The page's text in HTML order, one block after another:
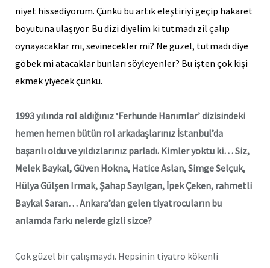
niyet hissediyorum. Çünkü bu artık eleştiriyi geçip hakaret
boyutuna ulaşıyor. Bu dizi diyelim ki tutmadı zil çalıp
oynayacaklar mı, sevinecekler mi? Ne güzel, tutmadı diye
göbek mi atacaklar bunları söyleyenler? Bu işten çok kişi
ekmek yiyecek çünkü.
1993 yılında rol aldığınız ‘Ferhunde Hanımlar’ dizisindeki
hemen hemen bütün rol arkadaşlarınız İstanbul’da
başarılı oldu ve yıldızlarınız parladı. Kimler yoktu ki… Siz,
Melek Baykal, Güven Hokna, Hatice Aslan, Simge Selçuk,
Hülya Gülşen Irmak, Şahap Sayılgan, İpek Çeken, rahmetli
Baykal Saran… Ankara’dan gelen tiyatrocuların bu
anlamda farkı nelerde gizli sizce?
Çok güzel bir çalışmaydı. Hepsinin tiyatro kökenli